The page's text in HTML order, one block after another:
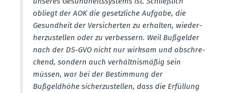
obliegt der AOK die gesetz­liche Aufgabe, die
Gesundheit der Versi­cherten zu erhalten, wieder­
her­zu­stellen oder zu verbessern. Weil Bußgelder
nach der DS-GVO nicht nur wirksam und abschre­
ckend, sondern auch verhält­nis­mäßig sein
müssen, war bei der Bestimmung der
Bußgeldhöhe sicher­zu­stellen, dass die Erfüllung